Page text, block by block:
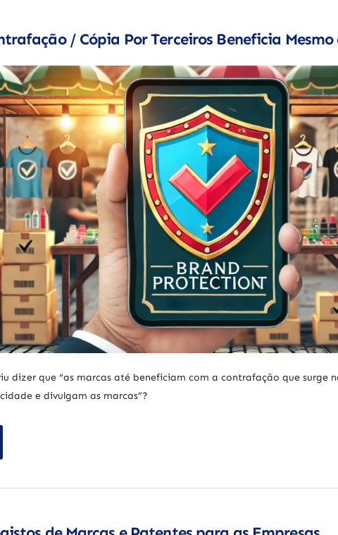
/ Cópia Por Terceiros Beneficia Mesmo
dizer que “as marcas até beneficiam com a contrafação que surge
e divulgam as marcas”?